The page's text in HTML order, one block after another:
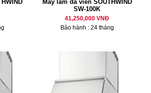
Máy làm đá viên SOUTHWIND
SW-100K
41,250,000 VNĐ
Bảo hành : 24 tháng